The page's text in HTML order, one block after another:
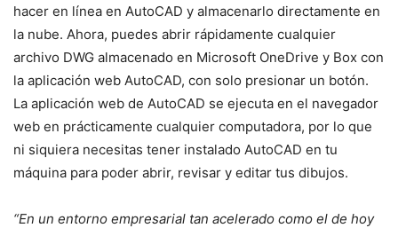
hacer en línea en AutoCAD y almacenarlo directamente en
la nube. Ahora, puedes abrir rápidamente cualquier
archivo DWG almacenado en Microsoft OneDrive y Box con
la aplicación web AutoCAD, con solo presionar un botón.
La aplicación web de AutoCAD se ejecuta en el navegador
web en prácticamente cualquier computadora, por lo que
ni siquiera necesitas tener instalado AutoCAD en tu
máquina para poder abrir, revisar y editar tus dibujos.
“En un entorno empresarial tan acelerado como el de hoy